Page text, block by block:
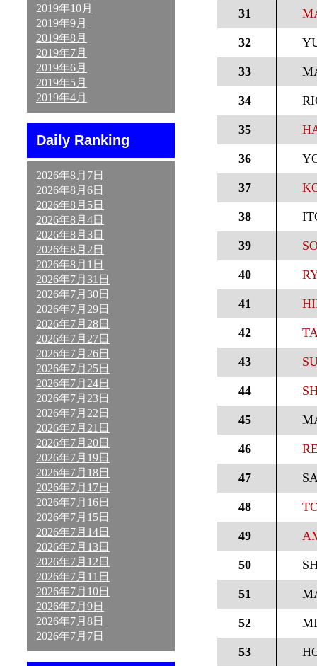
2019年10月
2019年9月
2019年8月
2019年7月
2019年6月
2019年5月
2019年4月
Daily Ranking
2026年8月7日
2026年8月6日
2026年8月5日
2026年8月4日
2026年8月3日
2026年8月2日
2026年8月1日
2026年7月31日
2026年7月30日
2026年7月29日
2026年7月28日
2026年7月27日
2026年7月26日
2026年7月25日
2026年7月24日
2026年7月23日
2026年7月22日
2026年7月21日
2026年7月20日
2026年7月19日
2026年7月18日
2026年7月17日
2026年7月16日
2026年7月15日
2026年7月14日
2026年7月13日
2026年7月12日
2026年7月11日
2026年7月10日
2026年7月9日
2026年7月8日
2026年7月7日
31
32
33
34
35
36
37
38
39
40
41
42
43
44
45
46
47
48
49
50
51
52
53